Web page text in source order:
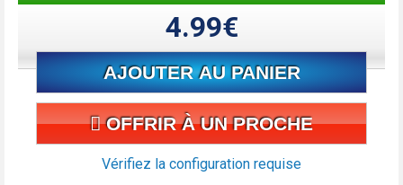
4.99€
AJOUTER AU PANIER
OFFRIR À UN PROCHE
Vérifiez la configuration requise